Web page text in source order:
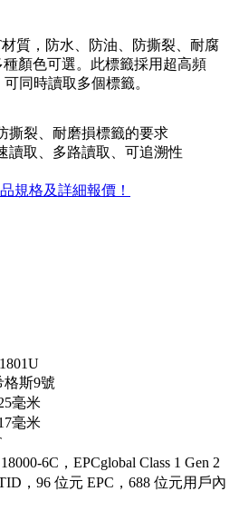
質，防水、防油、防撕裂、耐腐
顏色可選。此標籤採用超高頻
同時讀取多個標籤。
撕裂、耐磨損標籤的要求
讀取、多路讀取、可追溯性
規格及詳細報價！
格斯9號
毫米
毫米
6C，EPCglobal Class 1 Gen 2
，96 位元 EPC，688 位元用戶內